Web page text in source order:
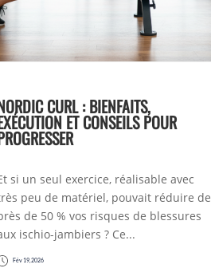
CURL : BIENFAITS,
ET CONSEILS POUR
si un seul exercice, réalisable avec
peu de matériel, pouvait réduire de
de 50 % vos risques de blessures
ischio-jambiers ? Ce...
Fév 19, 2026